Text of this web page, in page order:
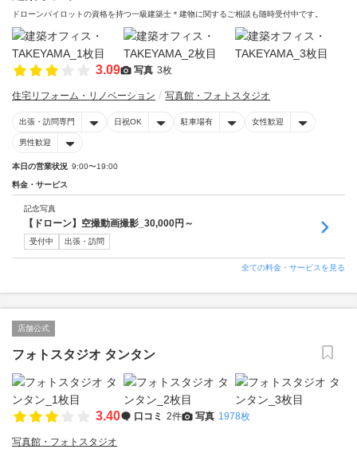
ドローンパイロットの資格を持つ一級建築士＊建物に関するご相談も随時受付中です。
3.09 写真 3枚
住宅リフォーム・リノベーション 写真館・フォトスタジオ
出張・訪問専門 日祝OK 駐車場有 女性歓迎
男性歓迎
本日の営業状況 9:00〜19:00
料金・サービス
記念写真
【ドローン】空撮動画撮影_30,000円～
受付中 出張・訪問
全ての料金・サービスを見る
店舗公式
フォトスタジオ タンタン
3.40 口コミ 2件 写真 1978枚
写真館・フォトスタジオ